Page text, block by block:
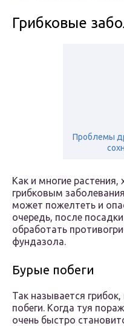
Грибковые
Проблемы
Как и многие
грибковым
может пожелтеть и
очередь, после
обработать
фундазола.
Бурые побеги
Так называется
побеги. Когда туя
очень быстро